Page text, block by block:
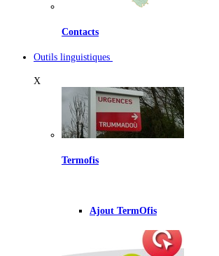
Contacts
Outils linguistiques
X
Termofis
Ajout TermOfis